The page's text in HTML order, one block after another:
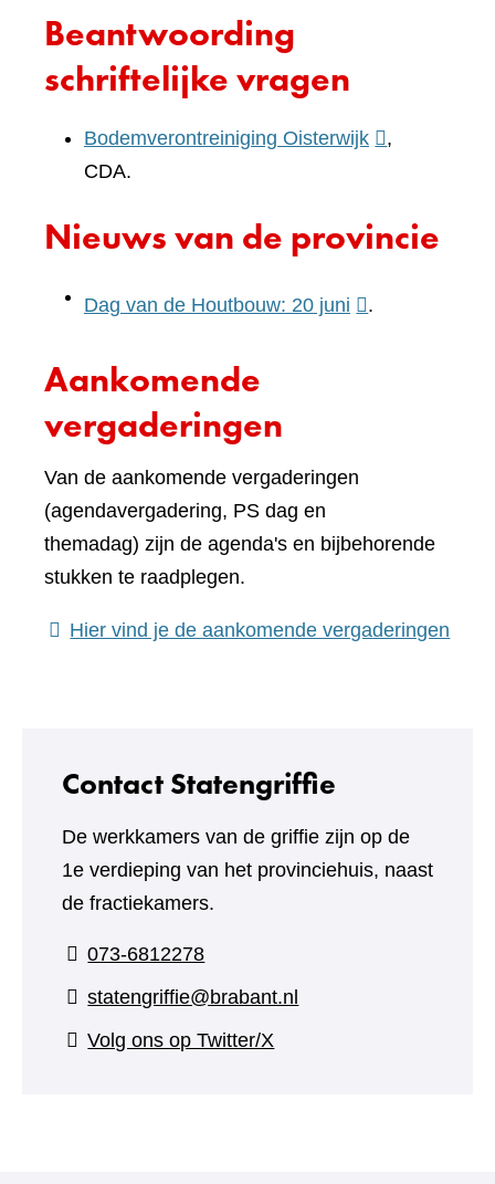
website)
Beantwoording
schriftelijke vragen
Bodemverontreiniging Oisterwijk(verwijst
andere
,
CDA.
Nieuws van de provincie
Dag van de Houtbouw: 20 juni (verwijst
.
Aankomende
vergaderingen
Van de aankomende vergaderingen
(agendavergadering, PS dag en
themadag) zijn de agenda's en bijbehorende
stukken te raadplegen.
Hier vind je de aankomende vergaderingen
Contact Statengriffie
De werkkamers van de griffie zijn op de
1e verdieping van het provinciehuis, naast
de fractiekamers.
073-6812278
statengriffie@brabant.nl
Volg ons op Twitter/X